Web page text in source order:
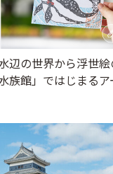
辺の世界から浮世絵
族館」ではじまるア